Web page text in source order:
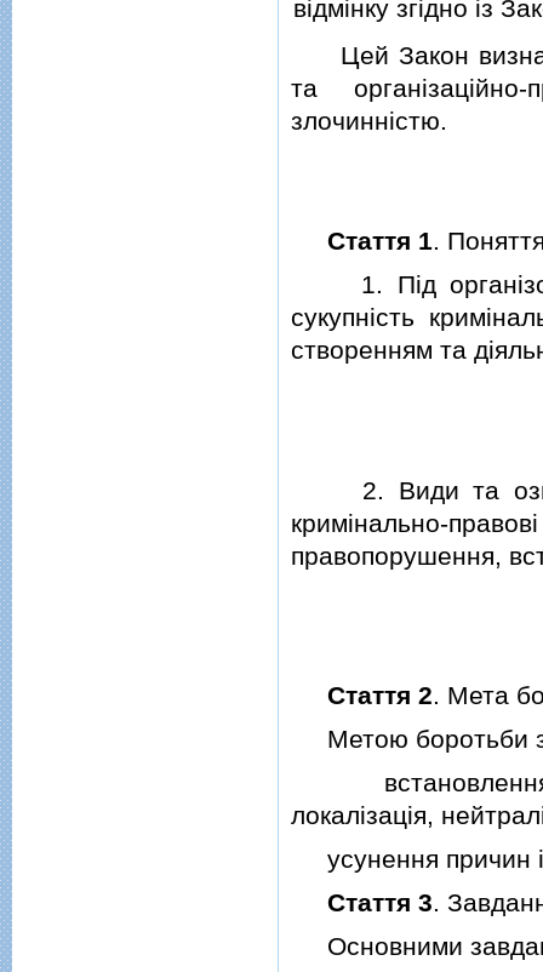
вiдмiнку згiдно iз
Цей Закон
та
злочиннiстю.
Стаття 1.
1. Пiд
сукупнiсть
створенням та
2. Види та
кримiнально-
правопорушення,
Стаття 2. Мета
Метою боротьби з
встановлення
локалiзацiя,
усунення причин i
Стаття 3.
Основними